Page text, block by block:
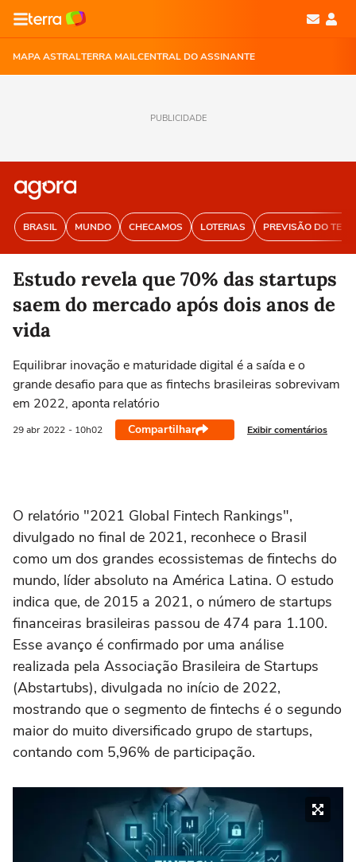
MAPA ASTRALTERRA MAILCENTRAL DO ASSINANTE
PUBLICIDADE
BRASIL MUNDO CHECAMOS LOTERIAS PREVISÃO DO
Estudo revela que 70% das startups
saem do mercado após dois anos de
vida
Equilibrar inovação e maturidade digital é a saída e o
grande desafio para que as fintechs brasileiras sobrevivam
em 2022, aponta relatório
29 abr 2022 - 10h02 Compartilhar Exibir comentários
O relatório "2021 Global Fintech Rankings",
divulgado no final de 2021, reconhece o Brasil
como um dos grandes ecossistemas de fintechs do
mundo, líder absoluto na América Latina. O estudo
indica que, de 2015 a 2021, o número de startups
financeiras brasileiras passou de 474 para 1.100.
Esse avanço é confirmado por uma análise
realizada pela Associação Brasileira de Startups
(Abstartubs), divulgada no início de 2022,
mostrando que o segmento de fintechs é o segundo
maior do muito diversificado grupo de startups,
contando com 5,96% de participação.